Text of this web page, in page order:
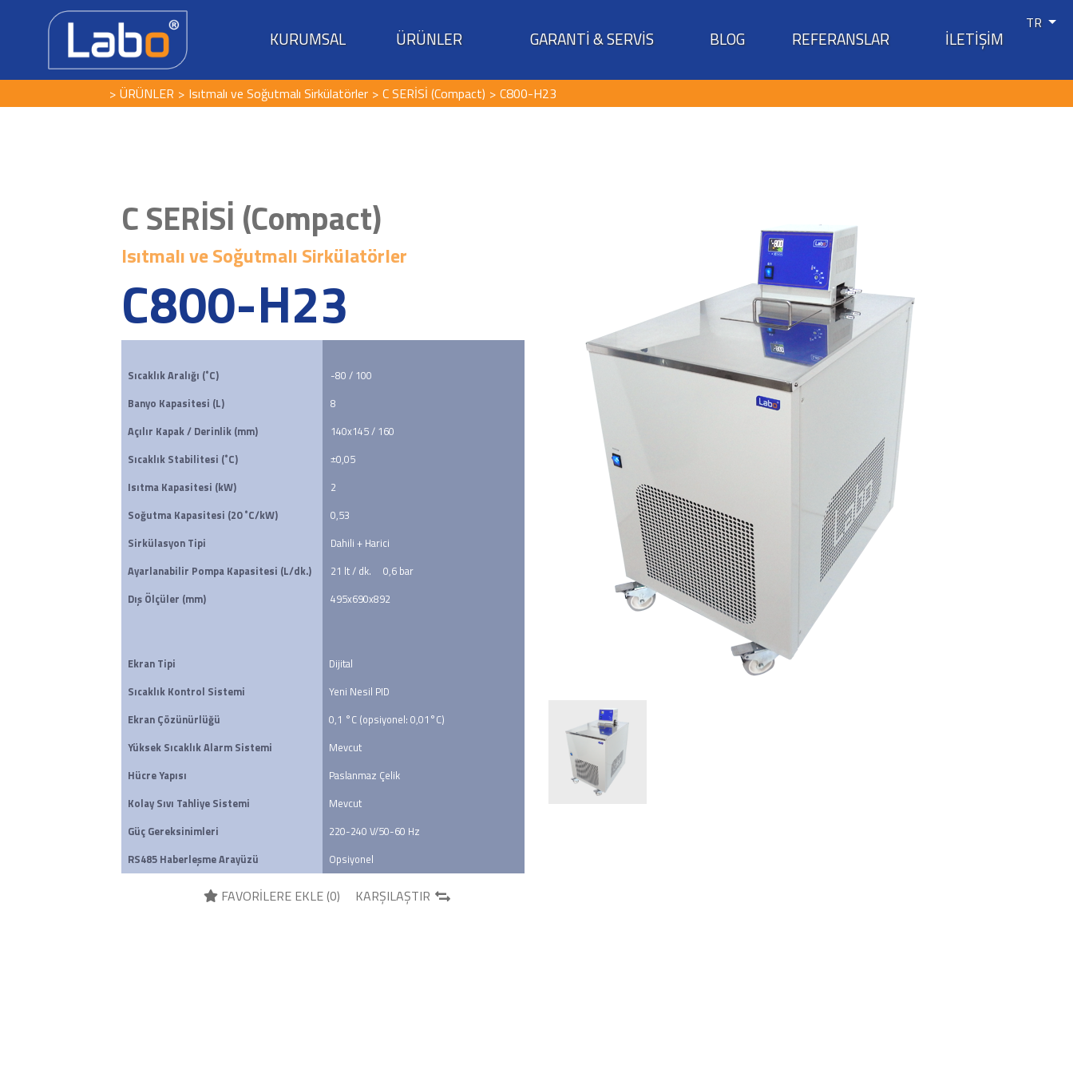
KURUMSAL ÜRÜNLER GARANTİ & SERVİS BLOG REFERANSLAR İLETİŞİM
TR
ÜRÜNLER Isıtmalı ve Soğutmalı Sirkülatörler C SERİSİ (Compact) C800-H23
C SERİSİ (Compact)
Isıtmalı ve Soğutmalı Sirkülatörler
C800-H23
Sıcaklık Aralığı (˚C)
Banyo Kapasitesi (L)
Açılır Kapak / Derinlik (mm)
Sıcaklık Stabilitesi (˚C)
Isıtma Kapasitesi (kW)
Soğutma Kapasitesi (20 ˚C/kW)
Sirkülasyon Tipi
Ayarlanabilir Pompa Kapasitesi (L/dk.)
Dış Ölçüler (mm)
-80 / 100
8
140x145 / 160
±0,05
2
0,53
Dahili + Harici
21 lt / dk.     0,6 bar
495x690x892
Ekran Tipi
Dijital
Sıcaklık Kontrol Sistemi
Yeni Nesil PID
Ekran Çözünürlüğü
0,1 °C (opsiyonel: 0,01°C)
Yüksek Sıcaklık Alarm Sistemi
Mevcut
Hücre Yapısı
Paslanmaz Çelik
Kolay Sıvı Tahliye Sistemi
Mevcut
Güç Gereksinimleri
220-240 V/50-60 Hz
RS485 Haberleşme Arayüzü
Opsiyonel
FAVORİLERE EKLE (0) KARŞILAŞTIR